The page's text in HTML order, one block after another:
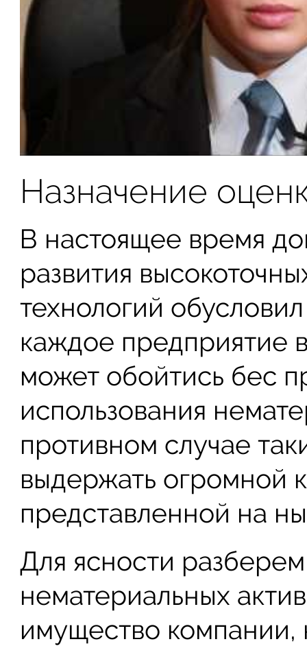
Назначение
В настоящее время
развития
технологий
каждое предприятие
может обойтись бес
использования
противном случае
выдержать огромной
представленной на
Для ясности
нематериальных
имущество компании,